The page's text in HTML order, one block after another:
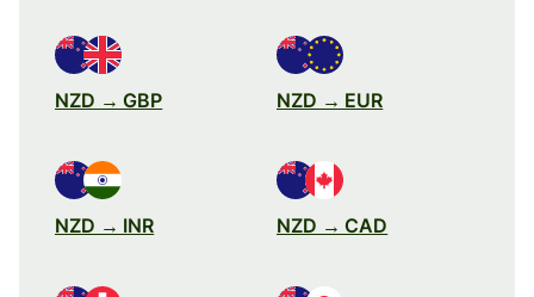
NZD → GBP NZD → EUR
NZD → INR NZD → CAD